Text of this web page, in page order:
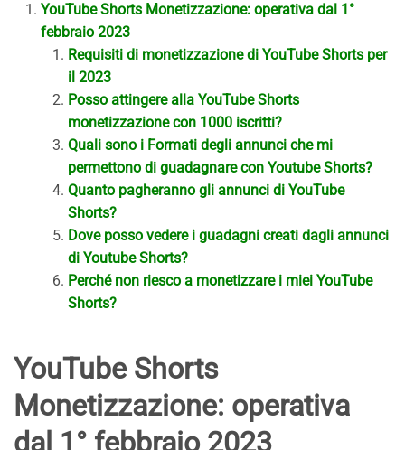
YouTube Shorts Monetizzazione: operativa dal 1°
febbraio 2023
Requisiti di monetizzazione di YouTube Shorts per
il 2023
Posso attingere alla YouTube Shorts
monetizzazione con 1000 iscritti?
Quali sono i Formati degli annunci che mi
permettono di guadagnare con Youtube Shorts?
Quanto pagheranno gli annunci di YouTube
Shorts?
Dove posso vedere i guadagni creati dagli annunci
di Youtube Shorts?
Perché non riesco a monetizzare i miei YouTube
Shorts?
YouTube Shorts
Monetizzazione: operativa
dal 1° febbraio 2023